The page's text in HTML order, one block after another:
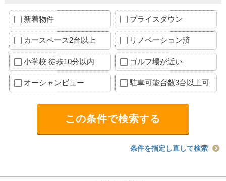
新着物件 プライスダウン
カースペース2台以上 リノベーション済
小学校 徒歩10分以内 ゴルフ場が近い
オーシャンビュー 駐車可能台数3台以上可
条件を指定し直して検索